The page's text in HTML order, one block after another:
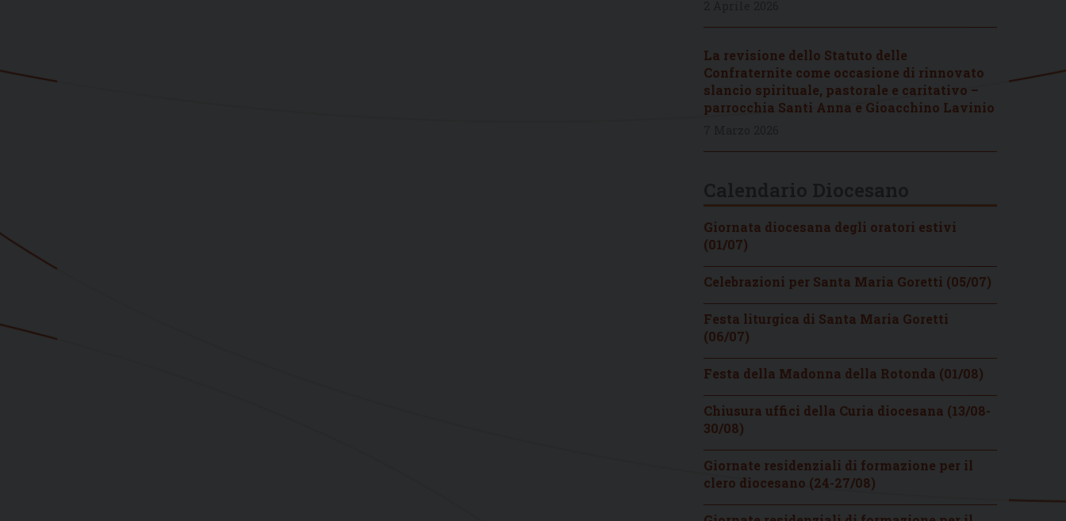
La revisione dello Statuto delle
Confraternite come occasione di rinnovato
slancio spirituale, pastorale e caritativo –
parrocchia Santi Anna e Gioacchino Lavinio
Giornata diocesana degli oratori estivi
(01/07)
Celebrazioni per Santa Maria Goretti (05/07)
Festa liturgica di Santa Maria Goretti
(06/07)
Festa della Madonna della Rotonda (01/08)
Chiusura uffici della Curia diocesana (13/08-
30/08)
Giornate residenziali di formazione per il
clero diocesano (24-27/08)